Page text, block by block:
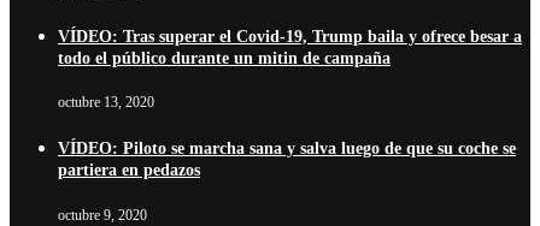
VÍDEO: Tras superar el Covid-19, Trump baila y ofrece besar a
todo el público durante un mitin de campaña
octubre 13, 2020
VÍDEO: Piloto se marcha sana y salva luego de que su coche se
partiera en pedazos
octubre 9, 2020